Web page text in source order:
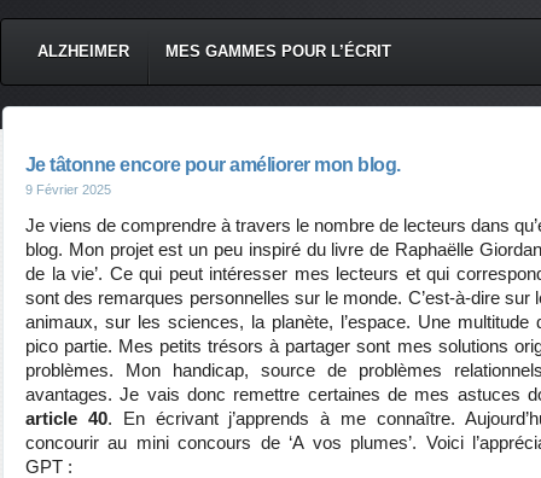
ALZHEIMER MES GAMMES POUR L’ÉCRIT
Je tâtonne encore pour améliorer mon blog.
9 Février 2025
Je viens de comprendre à travers le nombre de lecteurs dans
blog. Mon projet est un peu inspiré du livre de Raphaëlle
de la vie’. Ce qui peut intéresser mes lecteurs et qui
sont des remarques personnelles sur le monde. C’est-à-dire sur
animaux, sur les sciences, la planète, l’espace. Une multitude
pico partie. Mes petits trésors à partager sont mes solutions
problèmes. Mon handicap, source de problèmes
avantages. Je vais donc remettre certaines de mes astuces
article 40. En écrivant j’apprends à me connaître.
concourir au mini concours de ‘A vos plumes’. Voici
GPT :